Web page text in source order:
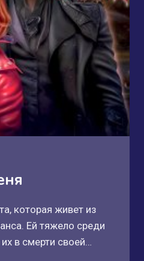
которая живет из
Ей тяжело среди
в смерти своей…